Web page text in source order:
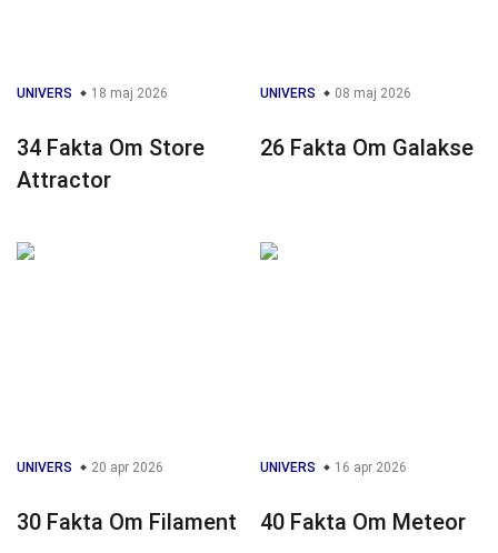
UNIVERS 18 maj 2026
34 Fakta Om Store
Attractor
UNIVERS 08 maj 2026
26 Fakta Om Galakse
UNIVERS 20 apr 2026
30 Fakta Om Filament
UNIVERS 16 apr 2026
40 Fakta Om Meteor